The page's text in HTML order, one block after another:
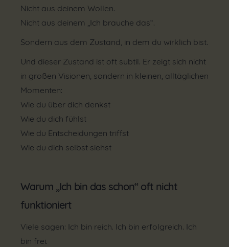
Nicht aus deinem Wollen.
Nicht aus deinem „Ich brauche das“.
Sondern aus dem Zustand, in dem du wirklich bist.
Und dieser Zustand ist oft subtil. Er zeigt sich nicht
in großen Visionen, sondern in kleinen, alltäglichen
Momenten:
Wie du über dich denkst
Wie du dich fühlst
Wie du Entscheidungen triffst
Wie du dich selbst siehst
Warum „Ich bin das schon“ oft nicht
funktioniert
Viele sagen: Ich bin reich. Ich bin erfolgreich. Ich
bin frei.